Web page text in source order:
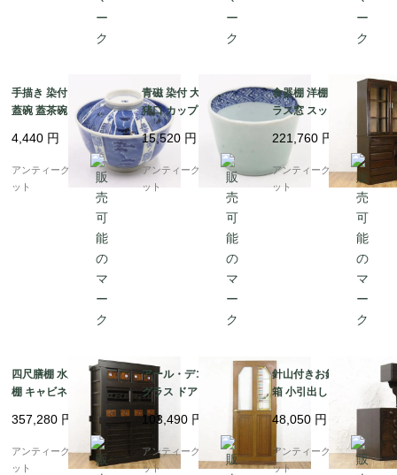
手描き 染付 墨はじき
蓋碗 蓋茶碗 骨董 アン
ティーク 和食器 おもて
なし 藍 ブルー（松竹
4,440 円
アンティークブルーパロ
ット
青磁 染付 大きめ 蕎麦
猪口 カップ 小鉢 骨董
和食器 呉須 藍 アンテ
ィーク 和モダン（五弁
花・菱・格子）
15,520 円
アンティークブルーパロ
ット
食器棚 洋棚 両開き ガ
ラス窓 スッキリ 昭和初
期頃 アンティーク 日本
製 おしゃれ シンプル
木の温もり
221,760 円
アンティークブルーパロ
ット
四尺膳棚 水屋箪笥 食器
棚 キャビネット 二段重
ね 重厚感 時代家具 ア
ンティーク 骨董 和モダ
ン 町屋家具 台所 古民
357,280 円
アンティークブルーパロ
ット
アール・デコ ステンド
グラス ドア 扉 1枚 おし
ゃれ 間仕切り 建具 ア
ンティーク ヴィンテー
ジ
103,490 円
アンティークブルーパロ
ット
針山付きお針箱 お裁縫
箱 小引出し 小物入れ
日本の道具 古民具 和骨
董 アンティーク 木製
桑材
48,050 円
アンティークブルーパロ
ット